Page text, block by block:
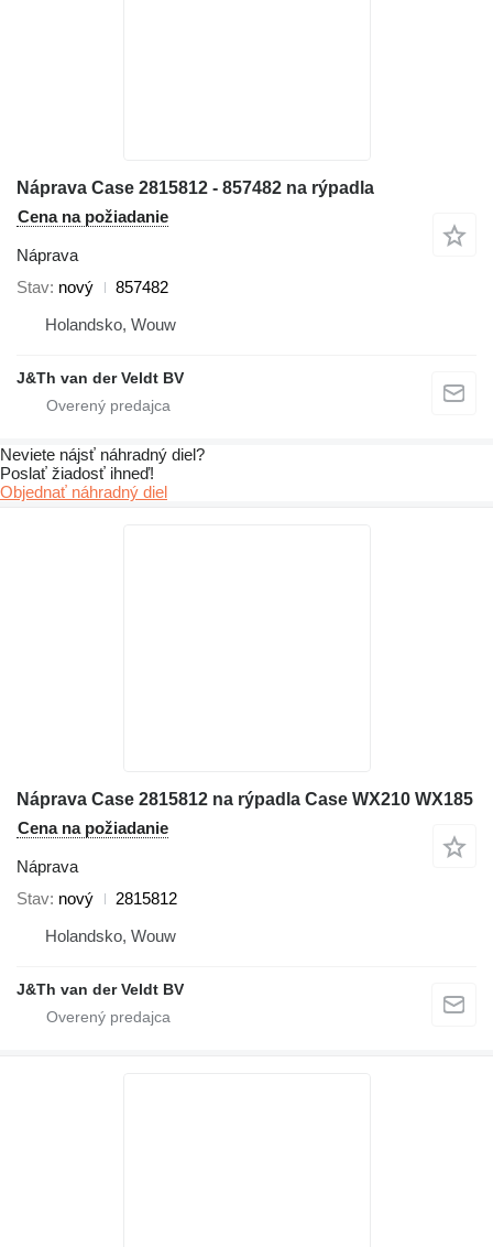
Náprava Case 2815812 - 857482 na rýpadla
Cena na požiadanie
Náprava
Stav nový
857482
Holandsko, Wouw
J&Th van der Veldt BV
Neviete nájsť náhradný diel?
Poslať žiadosť ihneď!
Objednať náhradný diel
Náprava Case 2815812 na rýpadla Case WX210 WX185
Cena na požiadanie
Náprava
Stav nový
2815812
Holandsko, Wouw
J&Th van der Veldt BV